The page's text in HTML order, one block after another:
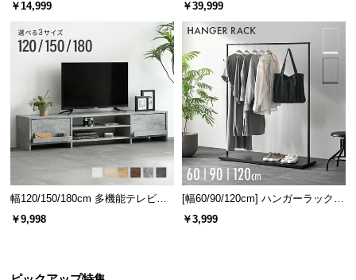
￥14,999 ￥39,999
幅120/150/180cm 多機能テレビボ
ード 木目/石目調 オープン収納・
￥9,998
[幅60/90/120cm] ハンガーラック
スチール 4段階高さ調節 サイドフ
￥3,999